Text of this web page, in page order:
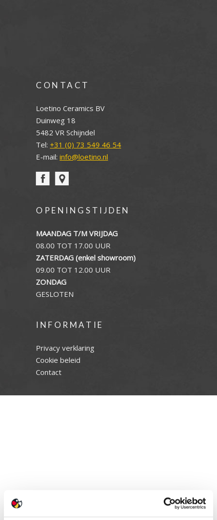
CONTACT
Loetino Ceramics BV
Duinweg 18
5482 VR Schijndel
Tel: +31 (0) 73 549 46 54
E-mail: info@loetino.nl
OPENINGSTIJDEN
MAANDAG T/M VRIJDAG
08.00 TOT 17.00 UUR
ZATERDAG (enkel showroom)
09.00 TOT 12.00 UUR
ZONDAG
GESLOTEN
INFORMATIE
Privacy verklaring
Cookie beleid
Contact